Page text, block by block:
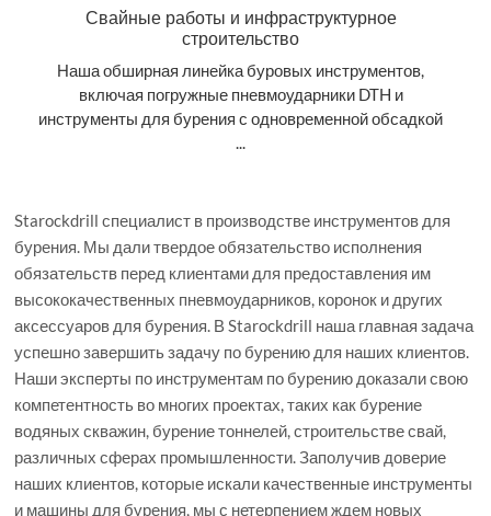
Свайные работы и инфраструктурное
строительство
Наша обширная линейка буровых инструментов,
включая погружные пневмоударники DTH и
инструменты для бурения с одновременной обсадкой
...
Starockdrill специалист в производстве инструментов для
бурения. Мы дали твердое обязательство исполнения
обязательств перед клиентами для предоставления им
высококачественных пневмоударников, коронок и других
аксессуаров для бурения. В Starockdrill наша главная задача
успешно завершить задачу по бурению для наших клиентов.
Наши эксперты по инструментам по бурению доказали свою
компетентность во многих проектах, таких как бурение
водяных скважин, бурение тоннелей, строительстве свай,
различных сферах промышленности. Заполучив доверие
наших клиентов, которые искали качественные инструменты
и машины для бурения, мы с нетерпением ждем новых